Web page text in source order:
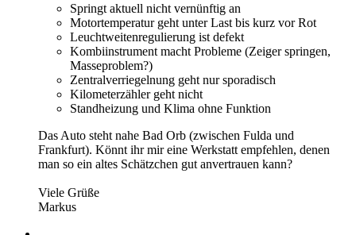
Springt aktuell nicht vernünftig an
Motortemperatur geht unter Last bis kurz vor Rot
Leuchtweitenregulierung ist defekt
Kombiinstrument macht Probleme (Zeiger springen,
Masseproblem?)
Zentralverriegelnung geht nur sporadisch
Kilometerzähler geht nicht
Standheizung und Klima ohne Funktion
Das Auto steht nahe Bad Orb (zwischen Fulda und
Frankfurt). Könnt ihr mir eine Werkstatt empfehlen, denen
man so ein altes Schätzchen gut anvertrauen kann?
Viele Grüße
Markus